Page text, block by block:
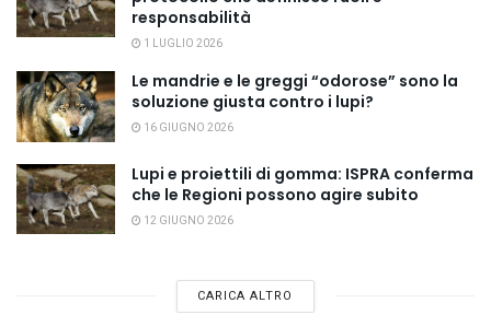
responsabilità
1 LUGLIO 2026
Le mandrie e le greggi “odorose” sono la
soluzione giusta contro i lupi?
16 GIUGNO 2026
Lupi e proiettili di gomma: ISPRA conferma
che le Regioni possono agire subito
12 GIUGNO 2026
CARICA ALTRO